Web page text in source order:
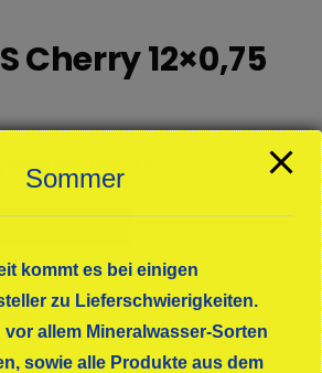
Cherry 12×0,75
pro Liter: 1,42 €
Sommer
kommt es bei einigen
zu Lieferschwierigkeiten.
allem Mineralwasser-Sorten
sowie alle Produkte aus dem